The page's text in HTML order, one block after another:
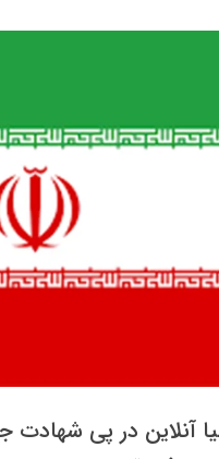
آنلاین در پی